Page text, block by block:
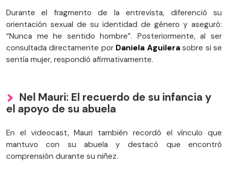
Durante el fragmento de la entrevista, diferenció su
orientación sexual de su identidad de género y aseguró:
“Nunca me he sentido hombre”. Posteriormente, al ser
consultada directamente por Daniela Aguilerasobre si se
sentía mujer, respondió afirmativamente.
Nel Mauri: El recuerdo de su infancia y
el apoyo de su abuela
En el videocast, Mauri también recordó el vínculo que
mantuvo con su abuela y destacó que encontró
comprensión durante su niñez.